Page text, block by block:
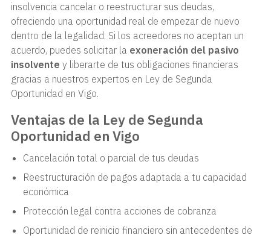
insolvencia cancelar o reestructurar sus deudas,
ofreciendo una oportunidad real de empezar de nuevo
dentro de la legalidad. Si los acreedores no aceptan un
acuerdo, puedes solicitar la exoneración del pasivo
insolvente y liberarte de tus obligaciones financieras
gracias a nuestros expertos en Ley de Segunda
Oportunidad en Vigo.
Ventajas de la Ley de Segunda
Oportunidad en Vigo
Cancelación total o parcial de tus deudas
Reestructuración de pagos adaptada a tu capacidad
económica
Protección legal contra acciones de cobranza
Oportunidad de reinicio financiero sin antecedentes de